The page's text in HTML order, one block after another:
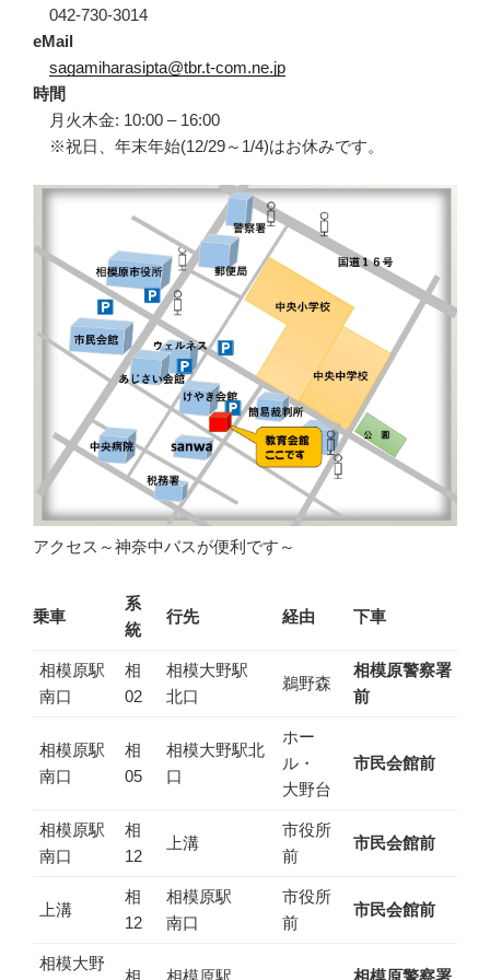
042-730-3014
eMail
sagamiharasipta@tbr.t-com.ne.jp
時間
月火木金: 10:00 – 16:00
※祝日、年末年始(12/29～1/4)はお休みです。
アクセス～神奈中バスが便利です～
乗車
系
統
行先 経由 下車
相模原駅
南口
相
02
相模大野駅
北口
鵜野森
相模原警察署
前
相模原駅
南口
相
05
相模大野駅北
口
ホー
ル・
大野台
市民会館前
相模原駅
南口
相
12
上溝
市役所
前
市民会館前
上溝
相
12
相模原駅
南口
市役所
前
市民会館前
相模大野